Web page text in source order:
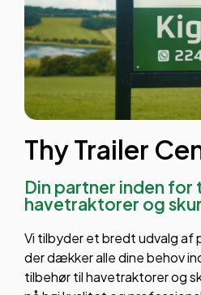
Thy Trailer
Din partner inden for
havetraktorer og
Vi tilbyder et bredt udvalg af
der dækker alle dine behov
tilbehør til havetraktorer og